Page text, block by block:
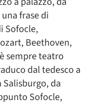
frase di
Sofocle,
Beethoven,
sempre teatro
dal tedesco a
da
Sofocle,